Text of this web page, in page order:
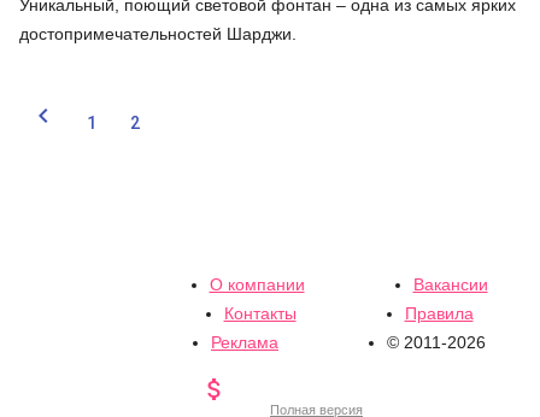
Уникальный, поющий световой фонтан – одна из самых ярких
достопримечательностей Шарджи.
 1 2
О компании
Вакансии
Контакты
Правила
Реклама
© 2011-2026

Полная версия